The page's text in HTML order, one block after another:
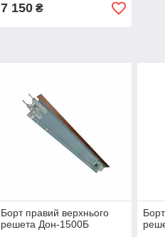
7 150₴
Борт правий верхнього
решета Дон-1500Б